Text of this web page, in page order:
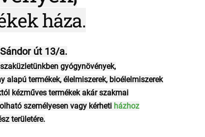
háza.
út 13/a.
gyógynövények,
alapú termékek, élelmiszerek, bioélelmiszerek
kézműves termékek akár szakmai
személyesen vagy kérheti házhoz
területére.